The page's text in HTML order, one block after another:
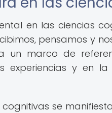
en las ciencias
pensamos y
un marco de
experiencias y en
se